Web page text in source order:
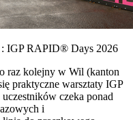
IGP RAPID® Days 2026
raz kolejny w Wil (kanton
praktyczne warsztaty IGP
czeka ponad
i